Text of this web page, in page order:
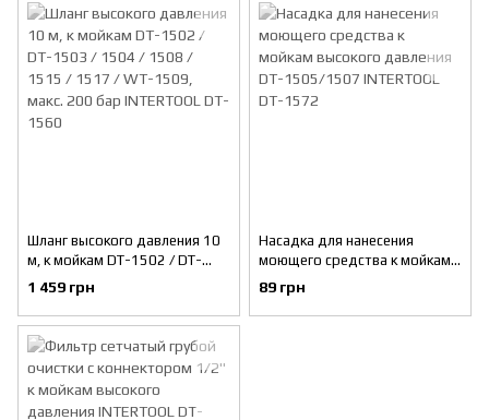
Шланг высокого давления 10
м, к мойкам DT-1502 / DT-
1503 / 1504 / 1508 / 1515 /
1517 / WT-1509, макс. 200
бар INTERTOOL DT-1560
1 459 грн
Насадка для нанесения
моющего средства к мойкам
высокого давления DT-
1505/1507 INTERTOOL DT-
1572
89 грн